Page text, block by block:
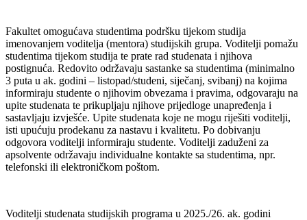
Fakultet omogućava studentima podršku tijekom studija
imenovanjem voditelja (mentora) studijskih grupa. Voditelji pomažu
studentima tijekom studija te prate rad studenata i njihova
postignuća. Redovito održavaju sastanke sa studentima (minimalno
3 puta u ak. godini – listopad/studeni, siječanj, svibanj) na kojima
informiraju studente o njihovim obvezama i pravima, odgovaraju na
upite studenata te prikupljaju njihove prijedloge unapređenja i
sastavljaju izvješće. Upite studenata koje ne mogu riješiti voditelji,
isti upućuju prodekanu za nastavu i kvalitetu. Po dobivanju
odgovora voditelji informiraju studente. Voditelji zaduženi za
apsolvente održavaju individualne kontakte sa studentima, npr.
telefonski ili elektroničkom poštom.
Voditelji studenata studijskih programa u 2025./26. ak. godini